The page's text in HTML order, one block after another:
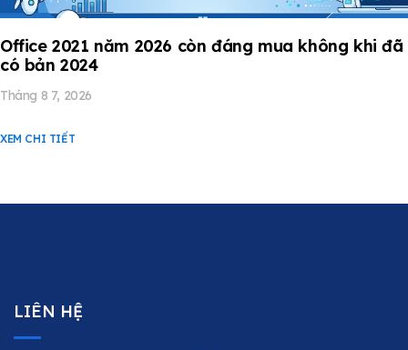
Office 2021 năm 2026 còn đáng mua không khi đã
có bản 2024
Tháng 8 7, 2026
XEM CHI TIẾT
LIÊN HỆ